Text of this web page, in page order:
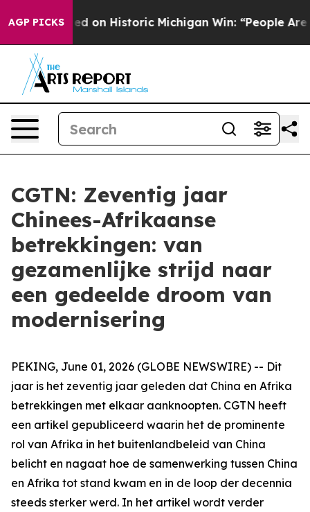
AGP PICKS
El-Sayed on Historic Michigan Win: “People Are
CGTN: Zeventig jaar
Chinees-Afrikaanse
betrekkingen: van
gezamenlijke strijd naar
een gedeelde droom van
modernisering
PEKING, June 01, 2026 (GLOBE NEWSWIRE) -- Dit
jaar is het zeventig jaar geleden dat China en Afrika
betrekkingen met elkaar aanknoopten. CGTN heeft
een artikel gepubliceerd waarin het de prominente
rol van Afrika in het buitenlandbeleid van China
belicht en nagaat hoe de samenwerking tussen China
en Afrika tot stand kwam en in de loop der decennia
steeds sterker werd. In het artikel wordt verder